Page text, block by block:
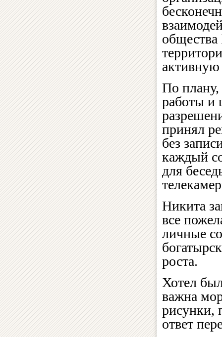
общества
По плану,
работы и
принял
без
каждый
для
Никита
все
личные
роста.
Хотел
важна
рисунки,
ответ